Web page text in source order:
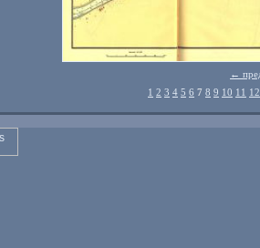
←
1 2 3 4 5 6 7 8 9 10 11 12